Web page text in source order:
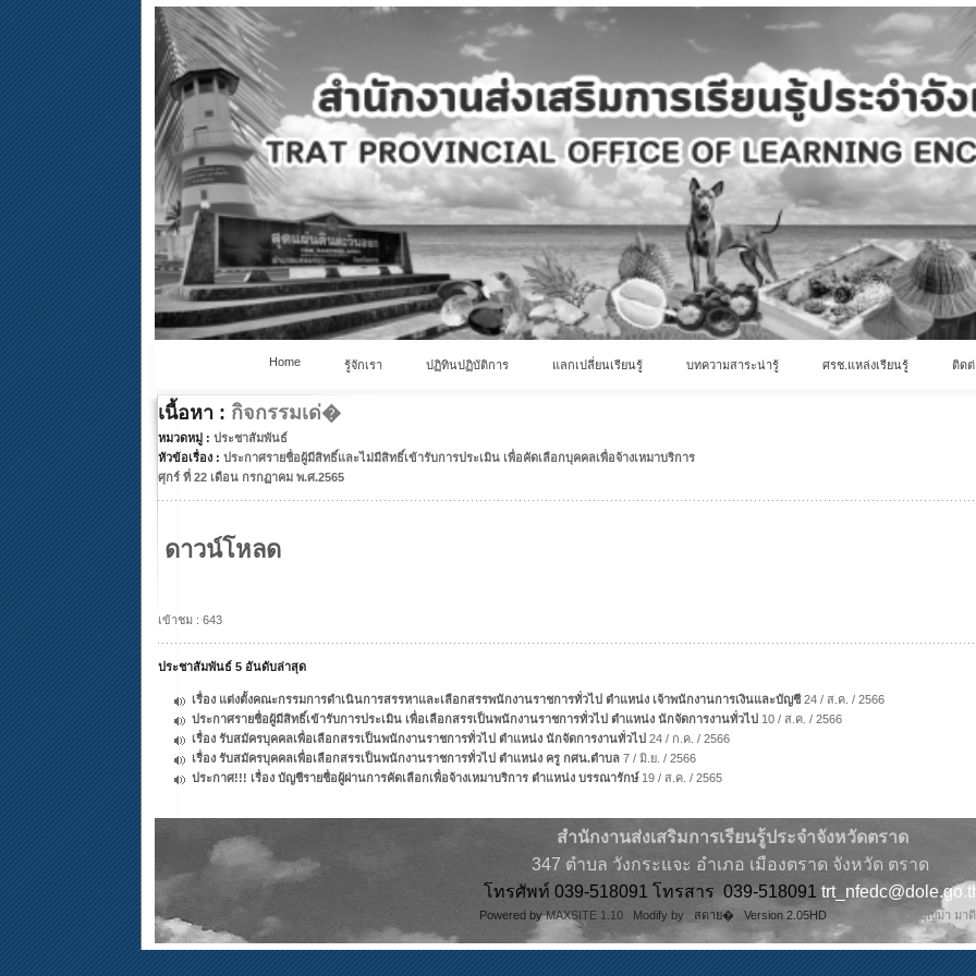
Home รู้จักเรา ปฏิทินปฏิบัติการ แลกเปลี่ยนเรียนรู้ บทความสาระน่ารู้ ศรช.แหล่งเรียนรู้ ติดต่
เนื้อหา : กิจกรรมเด่�
หมวดหมู่ : ประชาสัมพันธ์
หัวข้อเรื่อง : ประกาศรายชื่อผู้มีสิทธิ์และไม่มีสิทธิ์เข้ารับการประเมิน เพื่อคัดเลือกบุคคลเพื่อจ้างเหมาบริการ
ศุกร์ ที่ 22 เดือน กรกฏาคม พ.ศ.2565
ดาวน์โหลด
เข้าชม : 643
ประชาสัมพันธ์ 5 อันดับล่าสุด
เรื่อง แต่งตั้งคณะกรรมการดำเนินการสรรหาและเลือกสรรพนักงานราชการทั่วไป ตำแหน่ง เจ้าพนักงานการเงินและบัญชี24 / ส.ค. / 2566
ประกาศรายชื่อผู้มีสิทธิ์เข้ารับการประเมิน เพื่อเลือกสรรเป็นพนักงานราชการทั่วไป ตำแหน่ง นักจัดการงานทั่วไป 10 / ส.ค. / 2566
เรื่อง รับสมัครบุคคลเพื่อเลือกสรรเป็นพนักงานราชการทั่วไป ตำแหน่ง นักจัดการงานทั่วไป 24 / ก.ค. / 2566
เรื่อง รับสมัครบุคคลเพื่อเลือกสรรเป็นพนักงานราชการทั่วไป ตำแหน่ง ครู กศน.ตำบล 7 / มิ.ย. / 2566
ประกาศ!!! เรื่อง บัญชีรายชื่อผู้ผ่านการคัดเลือกเพื่อจ้างเหมาบริการ ตำแหน่ง บรรณารักษ์ 19 / ส.ค. / 2565
สำนักงานส่งเสริมการเรียนรู้ประจำจังหวัดตราด
347 ตำบล วังกระแจะ อำเภอ เมืองตราด จังหวัด ตราด
โทรศัพท์ 039-518091 โทรสาร 039-518091
Powered by MAXSITE 1.10 Modify by สดาย� Version 2.05HD Update by นายบุญมา มา